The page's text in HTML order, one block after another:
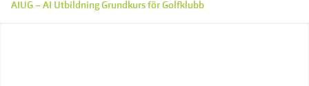
AIUG – AI Utbildning Grundkurs för Golfklubb